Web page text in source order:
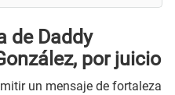
de Daddy
por juicio
un mensaje de fortaleza